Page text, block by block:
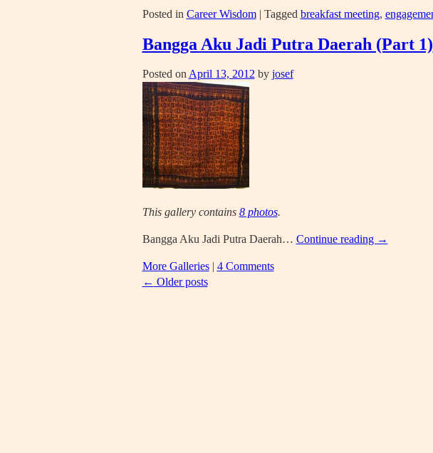
Posted in Career Wisdom | Tagged breakfast meeting,
Bangga Aku Jadi Putra Daerah (Part 1)
Posted on April 13, 2012 by josef
This gallery contains 8 photos.
Bangga Aku Jadi Putra Daerah… Continue reading →
More Galleries | 4 Comments
← Older posts